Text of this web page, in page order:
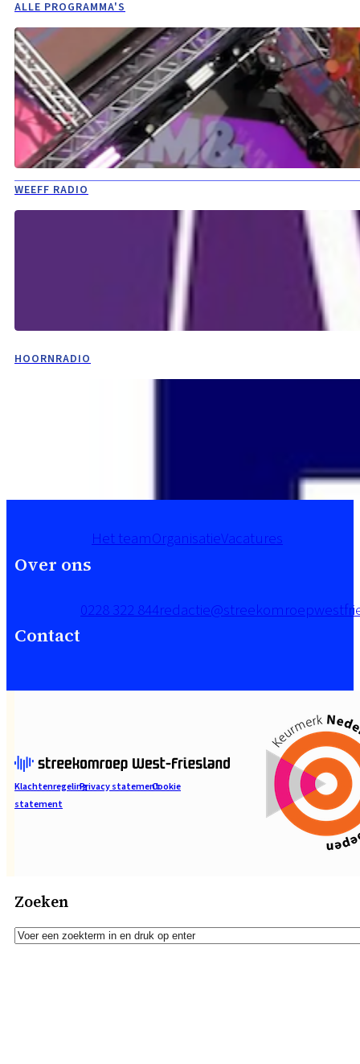
ALLE PROGRAMMA'S
WEEFF RADIO
HOORNRADIO
Over ons
Het teamOrganisatieVacatures
Contact
0228 322 844
KlachtenregelingPrivacy statementCookie
statement
Zoeken
Zoeken